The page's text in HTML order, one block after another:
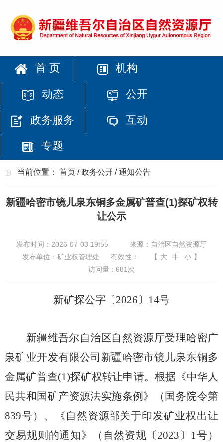
首 页 机构
动态 公开
政务服务 互动
专题
当前位置： 首页 /政务公开 /通知公告
新疆哈密市镜儿泉东铜多金属矿普查(1)探矿权转
让公示
发布时间：2026-07-03 19:55
来源：自治区自然资源厅
发布单位：矿业权管理处
有效性： 【 大 中 小 】
访问量： 681次
新矿探公字〔2026〕 14号
新疆维吾尔自治区自然资源厅受理哈密广
泉矿业开发有限公司新疆哈密市镜儿泉东铜多
金属矿普查(1)探矿权转让申请。根据《中华人
民共和国矿产资源法实施条例 》（国务院令第
839号）、《自然资源部关于印发矿业权出让
交易规则的通知》
（自然资规〔2023〕1号）